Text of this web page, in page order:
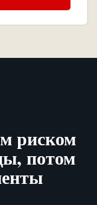
риском
потом